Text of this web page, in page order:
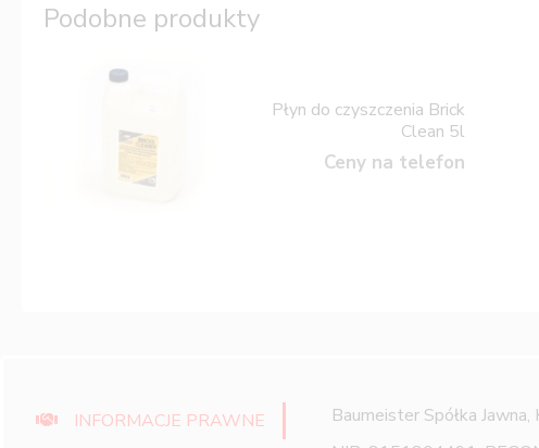
Podobne produkty
Płyn do czyszczenia Brick
Clean 5l
Ceny na telefon
INFORMACJE PRAWNE
Baumeister Spółka Jawna,